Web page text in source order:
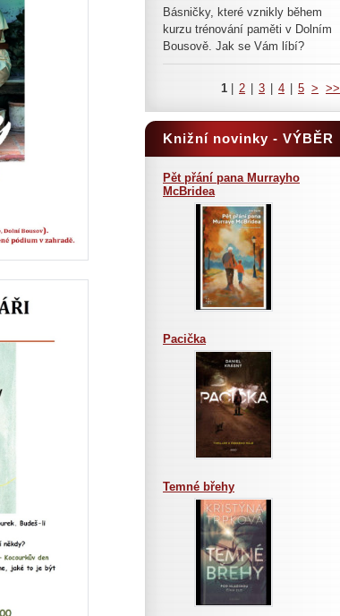
Básničky, které vznikly během
kurzu trénování paměti v Dolním
Bousově. Jak se Vám líbí?
1 2 3 4 5 > >>
Knižní novinky - VÝBĚR
Pět přání pana Murrayho
McBridea
Pacička
Temné břehy